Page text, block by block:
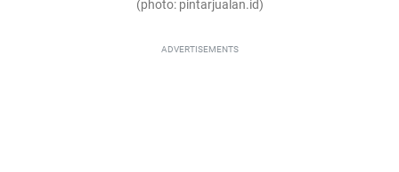
(photo: pintarjualan.id)
ADVERTISEMENTS